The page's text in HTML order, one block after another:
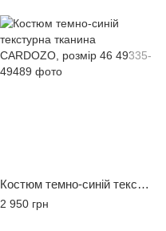
Костюм темно-синій текстурна тканина CARDOZO, розмір 46
2 950 грн